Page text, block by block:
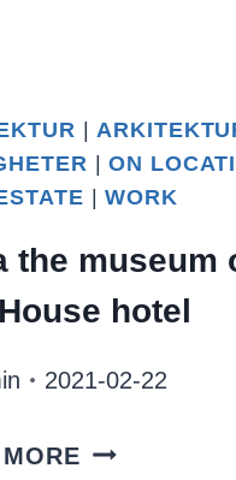
|
|ON
|WORK
the museum
hotel
2021-02-22
ABBA